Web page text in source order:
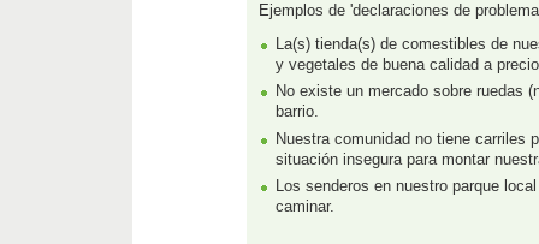
Ejemplos de 'declaraciones de
La(s) tienda(s) de comestibles de
y vegetales de buena calidad a
No existe un mercado sobre ruedas
barrio.
Nuestra comunidad no tiene carriles
situación insegura para montar
Los senderos en nuestro parque
caminar.